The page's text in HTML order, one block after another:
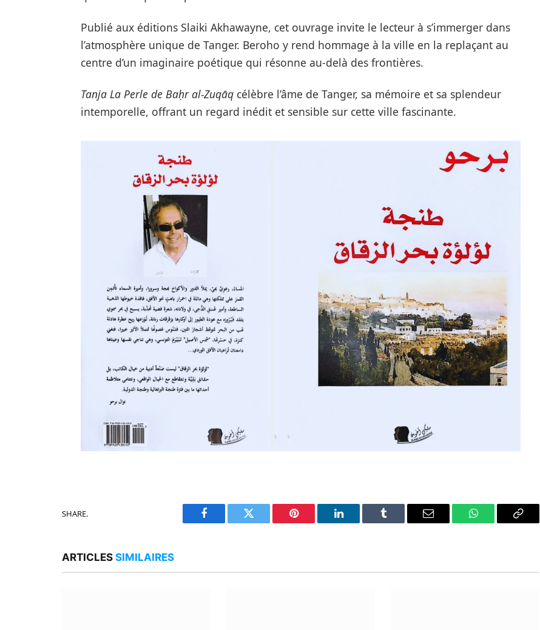
Publié aux éditions Slaiki Akhawayne, cet ouvrage invite le lecteur à s’immerger dans
l’atmosphère unique de Tanger. Beroho y rend hommage à la ville en la replaçant au
centre d’un imaginaire poétique qui résonne au-delà des frontières.
Tanja La Perle de Baḥr al-Zuqāqcélèbre l’âme de Tanger, sa mémoire et sa splendeur
intemporelle, offrant un regard inédit et sensible sur cette ville fascinante.
SHARE.
Facebook Twitter Pinterest LinkedIn Tumblr Email WhatsAppCopy
ARTICLES SIMILAIRES